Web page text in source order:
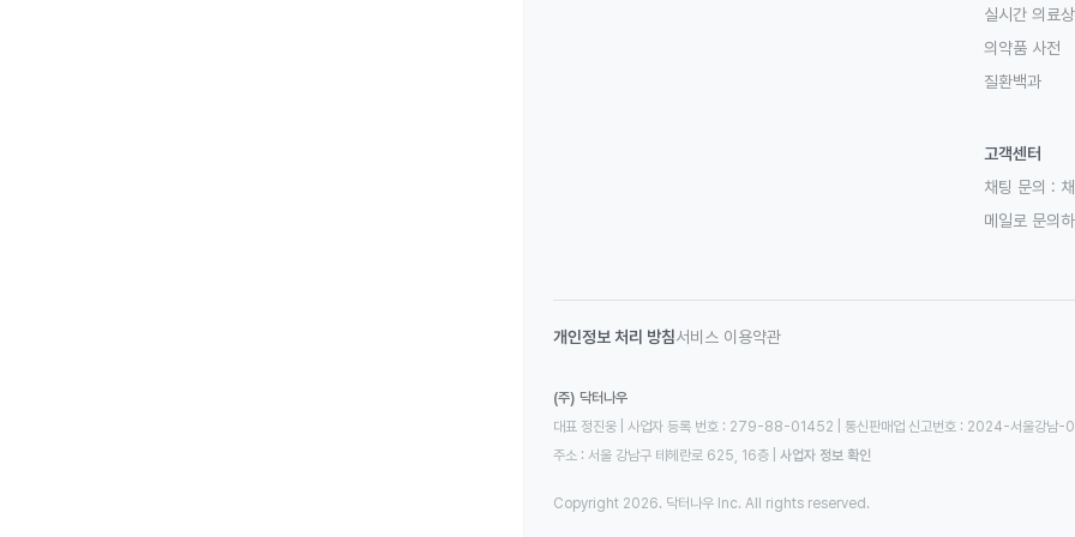
실시간 의료
의약품 사전
질환백과
고객센터
채팅 문의 :
메일로 문의하
개인정보 처리 방침서비스 이용약관
(주) 닥터나우
대표 정진웅 | 사업자 등록 번호 : 279-88-01452 | 통신판매업 신고번호 : 2024-서울강남
주소 : 서울 강남구 테헤란로 625, 16층
사업자 정보 확인
Copyright 2026. 닥터나우 Inc. All rights reserved.